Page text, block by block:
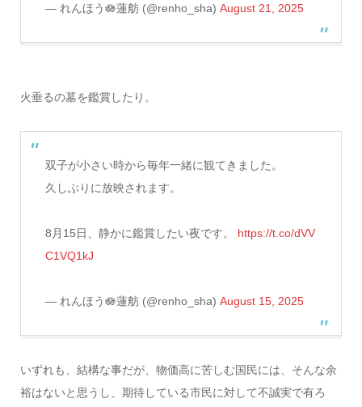
— れんほう🪷蓮舫 (@renho_sha) August 21, 2025
火垂るの墓を鑑賞したり。
双子が小さい時から毎年一緒に観てきました。
久しぶりに放映されます。
8月15日、静かに鑑賞したい夜です。 https://t.co/dVV
C1VQ1kJ
— れんほう🪷蓮舫 (@renho_sha) August 15, 2025
いずれも、結構な事だが、物価高に苦しむ国民には、そんな余
裕はないと思うし、期待している市民に対して不誠実で有ろ